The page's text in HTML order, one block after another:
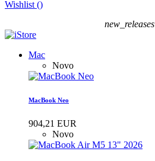
Wishlist ()
new_releases
Mac
Novo
MacBook Neo
904,21 EUR
Novo